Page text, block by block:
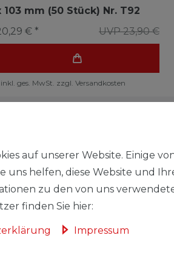
103 mm (50 Stück) Nr. T92
UVP 23,90 €
€ *
inkl. ges. MwSt. zzgl. Versandkosten
auf unserer Website. Einige
uns helfen, diese Website und
zu den von uns
finden Sie hier:
Impressum